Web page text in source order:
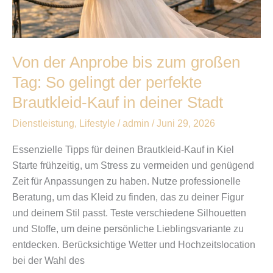
Von der Anprobe bis zum großen
Tag: So gelingt der perfekte
Brautkleid-Kauf in deiner Stadt
Dienstleistung, Lifestyle /admin /Juni 29, 2026
Essenzielle Tipps für deinen Brautkleid-Kauf in Kiel
Starte frühzeitig, um Stress zu vermeiden und genügend
Zeit für Anpassungen zu haben. Nutze professionelle
Beratung, um das Kleid zu finden, das zu deiner Figur
und deinem Stil passt. Teste verschiedene Silhouetten
und Stoffe, um deine persönliche Lieblingsvariante zu
entdecken. Berücksichtige Wetter und Hochzeitslocation
bei der Wahl des
in
deiner
Stadt